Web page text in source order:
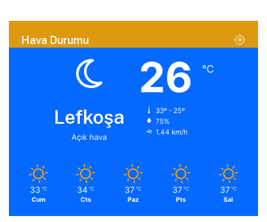
Hava Durumu
Lefkoşa
Açık hava
26 ℃
33º - 25º
75%
1.44 km/h
33 ℃
Cum
34 ℃
Cts
37 ℃
Paz
37 ℃
Pts
37 ℃
Sal